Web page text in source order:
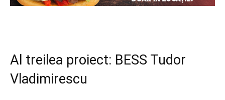
Al treilea proiect: BESS Tudor
Vladimirescu